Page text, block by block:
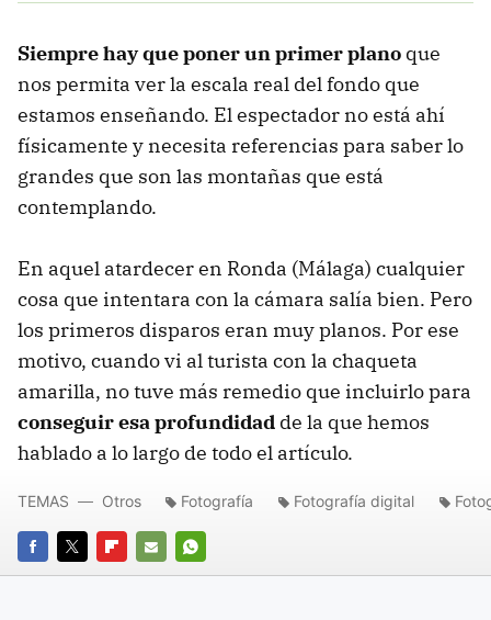
Siempre hay que poner un primer plano que
nos permita ver la escala real del fondo que
estamos enseñando. El espectador no está ahí
físicamente y necesita referencias para saber lo
grandes que son las montañas que está
contemplando.
En aquel atardecer en Ronda (Málaga) cualquier
cosa que intentara con la cámara salía bien. Pero
los primeros disparos eran muy planos. Por ese
motivo, cuando vi al turista con la chaqueta
amarilla, no tuve más remedio que incluirlo para
conseguir esa profundidad de la que hemos
hablado a lo largo de todo el artículo.
FACEBOOK
TWITTERFLIPBOARD
E-
WHATSAPP
TEMAS Otros Fotografía Fotografía digital